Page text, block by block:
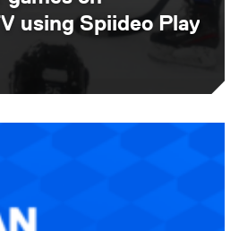
using Spiideo Play